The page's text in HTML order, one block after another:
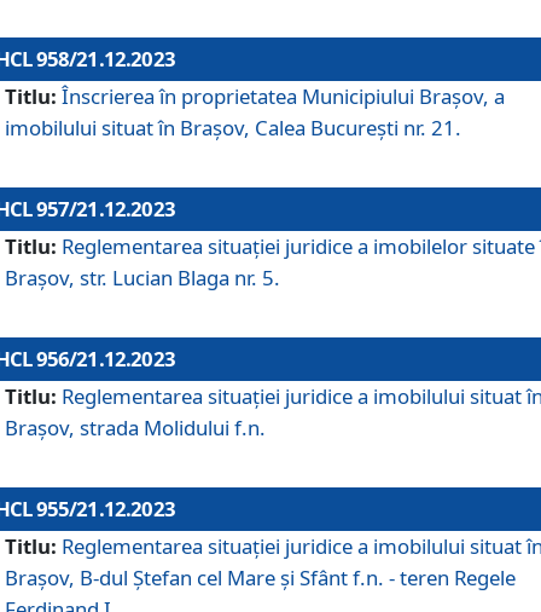
958/21.12.2023
Titlu: Înscrierea în proprietatea Municipiului Brașov, a
imobilului situat în Brașov, Calea București nr. 21.
957/21.12.2023
Titlu: Reglementarea situației juridice a imobilelor situate
Brașov, str. Lucian Blaga nr. 5.
956/21.12.2023
Titlu: Reglementarea situației juridice a imobilului situat
Brașov, strada Molidului f.n.
955/21.12.2023
Titlu: Reglementarea situației juridice a imobilului situat
Brașov, B-dul Ștefan cel Mare și Sfânt f.n. - teren Regele